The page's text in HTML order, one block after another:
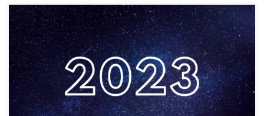
Nemzeti ünnepek, munkaszüneti napok, ünnepnapok Kínában
2023-ben. 2023. január 1. – vasárnap – Újév 2023. január 21. –
szombat – Tavaszi Fesztivál 2023. január 22. – vasárnap – Tavaszi
Fesztivál 2023. január 23. – hétfő – Tavaszi Fesztivál 2023. január 24.
– kedd – Tavaszi Fesztivál 2023. január 25. – […]